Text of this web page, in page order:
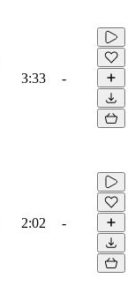
3:33 -
2:02 -